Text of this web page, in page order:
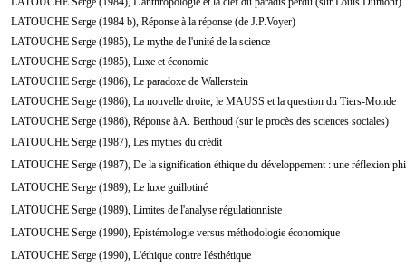
LATOUCHE Serge (1984 b), Réponse à la réponse (de J.P.Voyer)
LATOUCHE Serge (1985), Le mythe de l'unité de la science
LATOUCHE Serge (1985), Luxe et économie
LATOUCHE Serge (1986), Le paradoxe de Wallerstein
LATOUCHE Serge (1986), La nouvelle droite, le MAUSS et la question du Tiers-Monde
LATOUCHE Serge (1986), Réponse à A. Berthoud (sur le procès des sciences sociales)
LATOUCHE Serge (1987), Les mythes du crédit
LATOUCHE Serge (1987), De la signification éthique du développement : une réflexion
LATOUCHE Serge (1989), Le luxe guillotiné
LATOUCHE Serge (1989), Limites de l'analyse régulationniste
LATOUCHE Serge (1990), Epistémologie versus méthodologie économique
LATOUCHE Serge (1990), L'éthique contre l'ésthétique